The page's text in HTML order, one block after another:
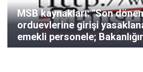
MSB kaynakları: "Son
orduevlerine girişi
emekli personele;
Türk Silahlı Kuvvetlerine